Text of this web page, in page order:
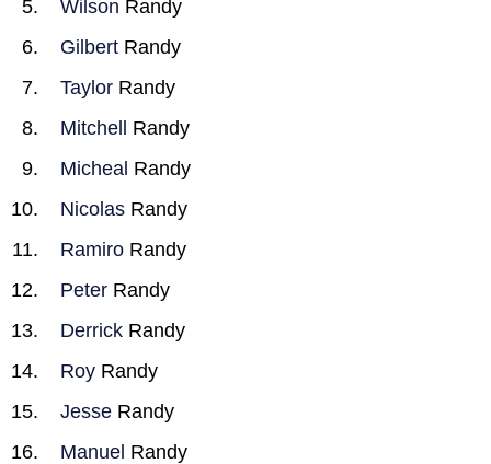
Wilson Randy
Gilbert Randy
Taylor Randy
Mitchell
Randy
Micheal Randy
Nicolas Randy
Ramiro Randy
Peter Randy
Derrick Randy
Roy Randy
Jesse Randy
Manuel Randy